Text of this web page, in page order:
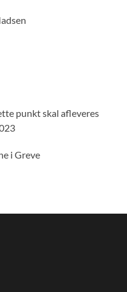
punkt skal afleveres
i Greve